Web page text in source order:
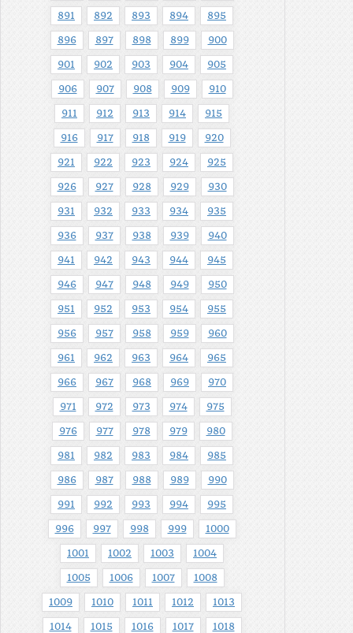
891 892 893 894 895
896 897 898 899 900
901 902 903 904 905
906 907 908 909 910
911 912 913 914 915
916 917 918 919 920
921 922 923 924 925
926 927 928 929 930
931 932 933 934 935
936 937 938 939 940
941 942 943 944 945
946 947 948 949 950
951 952 953 954 955
956 957 958 959 960
961 962 963 964 965
966 967 968 969 970
971 972 973 974 975
976 977 978 979 980
981 982 983 984 985
986 987 988 989 990
991 992 993 994 995
996 997 998 999 1000
1001 1002 1003 1004
1005 1006 1007 1008
1009 1010 1011 1012 1013
1014 1015 1016 1017 1018